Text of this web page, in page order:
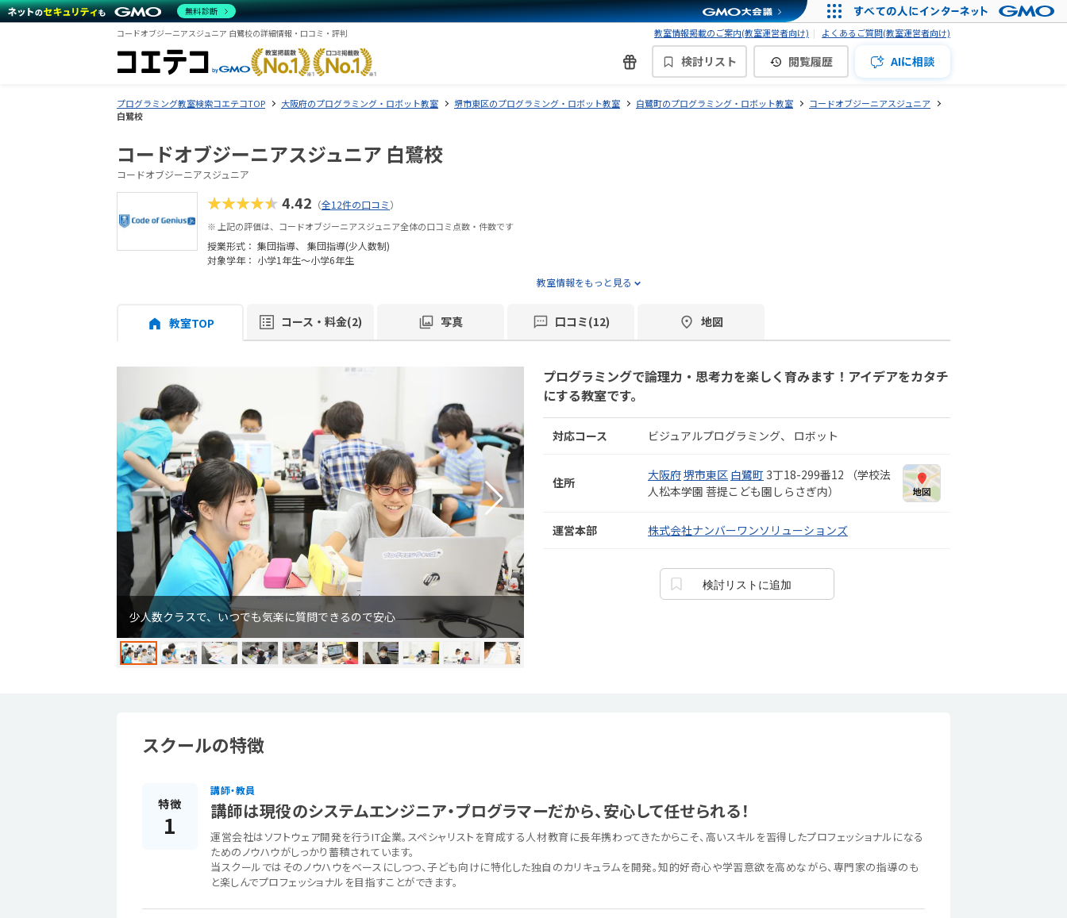
コードオブジーニアスジュニア 白鷺校の詳細情報・口コミ・評判 教室情報掲載のご案内(教室運営者向け) よくあるご質問(教室運営者向け)
検討リスト 閲覧履歴 AIに相談
プログラミング教室検索コエテコTOP 大阪府のプログラミング・ロボット教室 堺市東区のプログラミング・ロボット教室 白鷺町のプログラミング・ロボット教室
コードオブジーニアスジュニア
白鷺校
コードオブジーニアスジュニア 白鷺校
コードオブジーニアスジュニア
★★★★★4.42 （全12件の口コミ）
※ 上記の評価は、コードオブジーニアスジュニア全体の口コミ点数・件数です
授業形式： 集団指導
集団指導(少人数制)
対象学年： 小学1年生～小学6年生
教室情報をもっと見る
教室TOP コース・料金(2) 写真 口コミ(12) 地図
少人数クラスで、いつでも気楽に質問できるので安心
プログラミングで論理力・思考力を楽しく育みます！アイデアをカタチ
にする教室です。
対応コース ビジュアルプログラミング ロボット
住所 大阪府堺市東区 白鷺町 3丁18-299番12 （学校法
人松本学園 菩提こども園しらさぎ内）
運営本部 株式会社ナンバーワンソリューションズ
検討リストに追加
スクールの特徴
特徴
1
講師・教員
講師は現役のシステムエンジニア・プログラマーだから、安心して任せられる！
運営会社はソフトウェア開発を行うIT企業。スペシャリストを育成する人材教育に長年携わってきたからこそ、高いスキルを習得したプロフェッショナルになる
ためのノウハウがしっかり蓄積されています。
当スクールではそのノウハウをベースにしつつ、子ども向けに特化した独自のカリキュラムを開発。知的好奇心や学習意欲を高めながら、専門家の指導のも
と楽しんでプロフェッショナルを目指すことができます。
無料診断